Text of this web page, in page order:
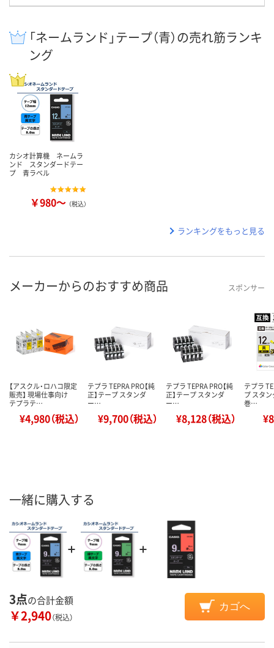
「ネームランド」テープ（青）の売れ筋ランキ
ング
カシオ計算機 ネームラ
ンド スタンダードテー
プ 青ラベル
￥980～ （税込）
ランキングをもっと見る
メーカーからのおすすめ商品 スポンサー
【アスクル・ロハコ限定
販売】 現場仕事向け
テプラテ…
¥4,980（税込）
テプラ TEPRA PRO【純
正】テープ スタンダ
ー…
¥9,700（税込）
テプラ TEPRA PRO【純
正】テープ スタンダ
ー…
¥8,128（税込）
テプラ
プ スタ
巻…
一緒に購入する
3点の合計金額
￥2,940（税込）
カゴへ